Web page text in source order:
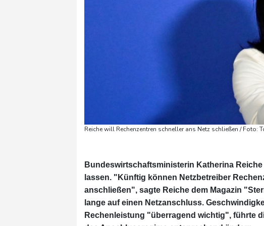
Reiche will Rechenzentren schneller ans Netz schließen / Foto:
Bundeswirtschaftsministerin Katherina
lassen. "Künftig können Netzbetreiber
anschließen", sagte Reiche dem Magazin
lange auf einen Netzanschluss.
Rechenleistung "überragend wichtig", führte